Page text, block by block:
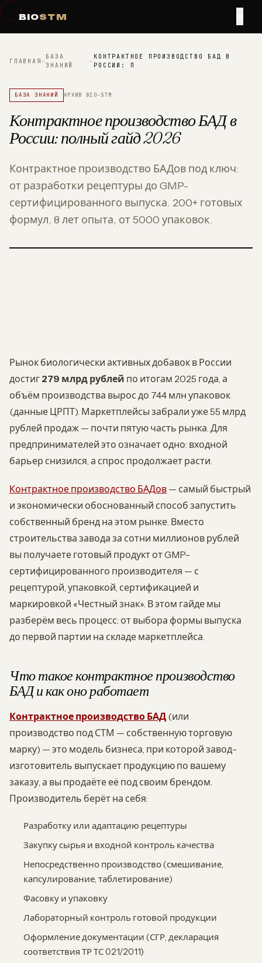
BIOSTM
ГЛАВНАЯ—
БАЗА
ЗНАНИЙ
—
КОНТРАКТНОЕ ПРОИЗВОДСТВО БАД В
РОССИИ: П
БАЗА ЗНАНИЙ АРХИВ BIO-STM
Контрактное производство БАД в
России: полный гайд 2026
Контрактное производство БАДов под ключ:
от разработки рецептуры до GMP-
сертифицированного выпуска. 200+ готовых
формул, 8 лет опыта, от 5000 упаковок.
Рынок биологически активных добавок в России
достиг 279 млрд рублей по итогам 2025 года, а
объём производства вырос до 744 млн упаковок
(данные ЦРПТ). Маркетплейсы забрали уже 55 млрд
рублей продаж — почти пятую часть рынка. Для
предпринимателей это означает одно: входной
барьер снизился, а спрос продолжает расти.
Контрактное производство БАДов — самый быстрый
и экономически обоснованный способ запустить
собственный бренд на этом рынке. Вместо
строительства завода за сотни миллионов рублей
вы получаете готовый продукт от GMP-
сертифицированного производителя — с
рецептурой, упаковкой, сертификацией и
маркировкой «Честный знак». В этом гайде мы
разберём весь процесс: от выбора формы выпуска
до первой партии на складе маркетплейса.
Что такое контрактное производство
БАД и как оно работает
Контрактное производство БАД (или
производство под СТМ — собственную торговую
марку) — это модель бизнеса, при которой завод-
изготовитель выпускает продукцию по вашему
заказу, а вы продаёте её под своим брендом.
Производитель берёт на себя:
Разработку или адаптацию рецептуры
Закупку сырья и входной контроль качества
Непосредственно производство (смешивание,
капсулирование, таблетирование)
Фасовку и упаковку
Лабораторный контроль готовой продукции
Оформление документации (СГР, декларация
соответствия ТР ТС 021/2011)